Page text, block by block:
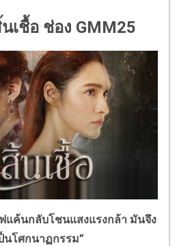
เชื้อ ช่อง GMM25
แค้นกลับโชนแสงแรงกล้า มันจึง
นโศกนาฏกรรม”